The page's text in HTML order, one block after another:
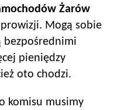
Żarów
Mogą sobie
bezpośrednimi
pieniędzy
oto chodzi.
komisu musimy